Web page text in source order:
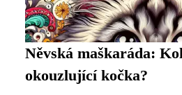
Něvská maškaráda:
okouzlující kočka?